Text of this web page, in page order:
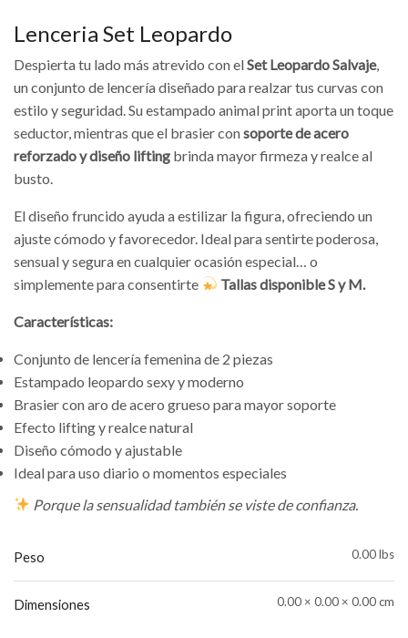
Lenceria Set Leopardo
Despierta tu lado más atrevido con elSet Leopardo Salvaje,
un conjunto de lencería diseñado para realzar tus curvas con
estilo y seguridad. Su estampado animal print aporta un toque
seductor, mientras que el brasier consoporte de acero
reforzado y diseño lifting brinda mayor firmeza y realce al
busto.
El diseño fruncido ayuda a estilizar la figura, ofreciendo un
ajuste cómodo y favorecedor. Ideal para sentirte poderosa,
sensual y segura en cualquier ocasión especial… o
simplemente para consentirte
Tallas disponible S y M.
Características:
Conjunto de lencería femenina de 2 piezas
Estampado leopardo sexy y moderno
Brasier con aro de acero grueso para mayor soporte
Efecto lifting y realce natural
Diseño cómodo y ajustable
Ideal para uso diario o momentos especiales
Porque la sensualidad también se viste de confianza.
Peso 0.00 lbs
Dimensiones 0.00 × 0.00 × 0.00 cm